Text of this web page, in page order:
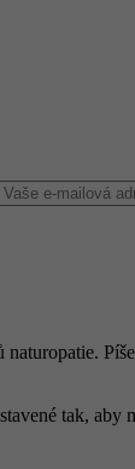
tak, aby